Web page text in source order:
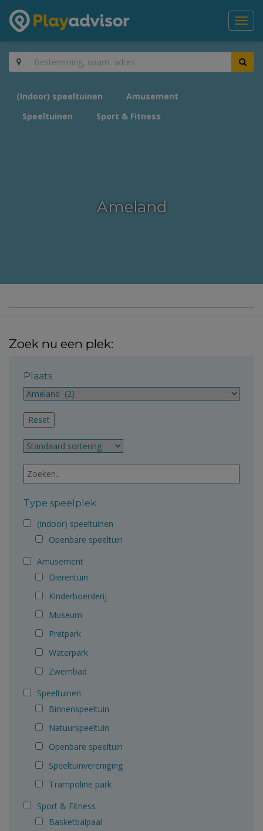
(Indoor) speeltuinen
Amusement
Speeltuinen
Sport & Fitness
Ameland
Zoek nu een plek:
Plaats
Type speelplek
(Indoor) speeltuinen
Openbare speeltuin
Amusement
Dierentuin
Kinderboerderij
Museum
Pretpark
Waterpark
Zwembad
Speeltuinen
Binnenspeeltuin
Natuurspeeltuin
Openbare speeltuin
Speeltuinvereniging
Trampoline park
Sport & Fitness
Basketbalpaal